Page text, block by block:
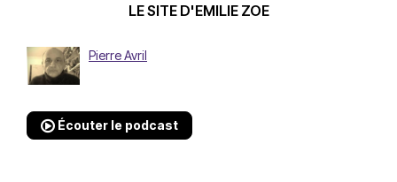
LE SITE D'EMILIE ZOE
Pierre Avril
Écouter le podcast